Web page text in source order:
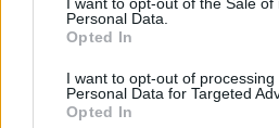
Personal Data.
Opted In
I want to opt-out of processing
Personal Data for Targeted
Opted In
nem arról van szó, hogy
kedve a házasodástól. A
leginkább az magyarázza,
közepétől az állami